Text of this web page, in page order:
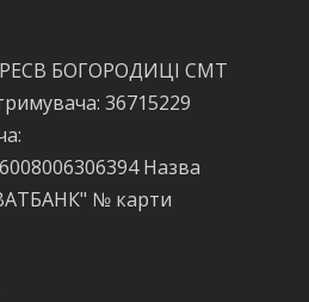
БОГОРОДИЦІ СМТ
36715229
Назва
№ карти